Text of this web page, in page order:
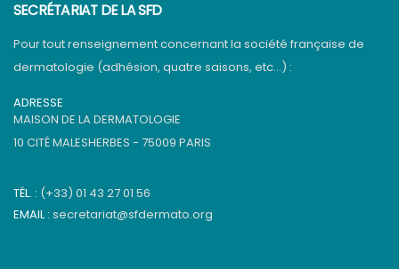
SECRÉTARIAT DE LA SFD
Pour tout renseignement concernant la société française de
dermatologie (adhésion, quatre saisons, etc…) :
ADRESSE
MAISON DE LA DERMATOLOGIE
10 CITÉ MALESHERBES - 75009 PARIS
TÉL. : (+33) 01 43 27 01 56
EMAIL : secretariat@sfdermato.org